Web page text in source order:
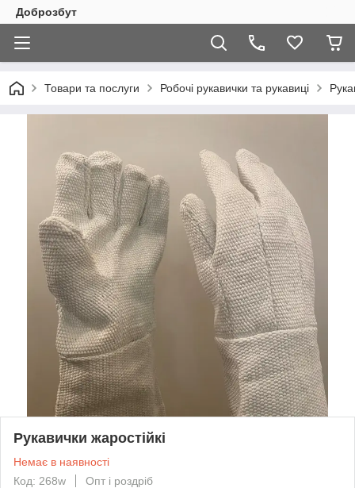
Доброзбут
Товари та послуги Робочі рукавички та рукавиці
Рукавички жаростійкі
Немає в наявності
Код: 268w
Опт і роздріб